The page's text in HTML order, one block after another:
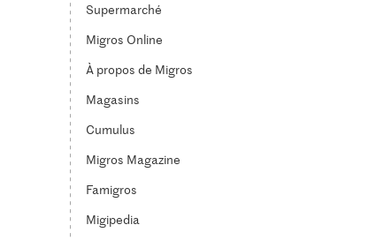
Supermarché
Migros Online
À propos de Migros
Magasins
Cumulus
Migros Magazine
Famigros
Migipedia